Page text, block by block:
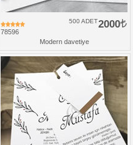
78596
2000
500 ADET
Modern davetiye